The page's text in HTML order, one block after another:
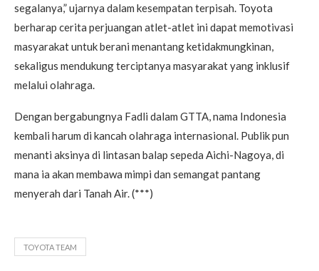
segalanya,” ujarnya dalam kesempatan terpisah. Toyota
berharap cerita perjuangan atlet-atlet ini dapat memotivasi
masyarakat untuk berani menantang ketidakmungkinan,
sekaligus mendukung terciptanya masyarakat yang inklusif
melalui olahraga.
Dengan bergabungnya Fadli dalam GTTA, nama Indonesia
kembali harum di kancah olahraga internasional. Publik pun
menanti aksinya di lintasan balap sepeda Aichi-Nagoya, di
mana ia akan membawa mimpi dan semangat pantang
menyerah dari Tanah Air. (***)
TOYOTA TEAM